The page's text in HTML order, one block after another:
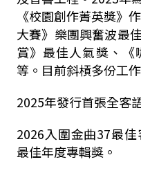
《校園創作菁英獎》
⼤賽》樂團興奮波最
賞》最佳人氣獎、
等。目前斜槓多份工
2025年發行首張全客
2026入圍金曲37最
最佳年度專輯獎。